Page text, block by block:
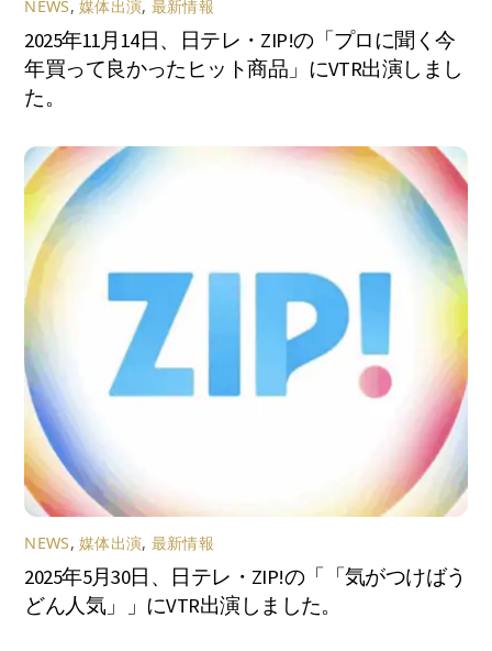
NEWS,媒体出演, 最新情報
2025年11月14日、日テレ・ZIP!の「プロに聞く今
年買って良かったヒット商品」にVTR出演しまし
た。
NEWS,媒体出演, 最新情報
2025年5月30日、日テレ・ZIP!の「「気がつけばう
どん人気」」にVTR出演しました。